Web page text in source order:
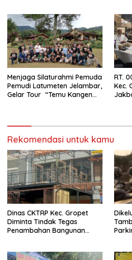
Menjaga Silaturahmi Pemuda
Pemudi Latumeten Jelambar,
Gelar Tour “Temu Kangen
RT.
Kec.
Rekomendasi untuk kamu
Dinas CKTRP Kec. Gropet
Diminta Tindak Tegas
Penambahan Bangunan